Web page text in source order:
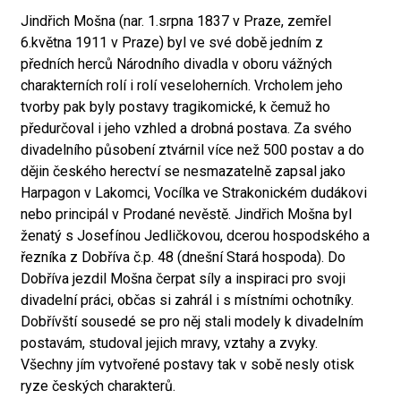
Jindřich Mošna (nar. 1.srpna 1837 v Praze, zemřel
6.května 1911 v Praze) byl ve své době jedním z
předních herců Národního divadla v oboru vážných
charakterních rolí i rolí veseloherních. Vrcholem jeho
tvorby pak byly postavy tragikomické, k čemuž ho
předurčoval i jeho vzhled a drobná postava. Za svého
divadelního působení ztvárnil více než 500 postav a do
dějin českého herectví se nesmazatelně zapsal jako
Harpagon v Lakomci, Vocílka ve Strakonickém dudákovi
nebo principál v Prodané nevěstě. Jindřich Mošna byl
ženatý s Josefínou Jedličkovou, dcerou hospodského a
řezníka z Dobříva č.p. 48 (dnešní Stará hospoda). Do
Dobříva jezdil Mošna čerpat síly a inspiraci pro svoji
divadelní práci, občas si zahrál i s místními ochotníky.
Dobřívští sousedé se pro něj stali modely k divadelním
postavám, studoval jejich mravy, vztahy a zvyky.
Všechny jím vytvořené postavy tak v sobě nesly otisk
ryze českých charakterů.